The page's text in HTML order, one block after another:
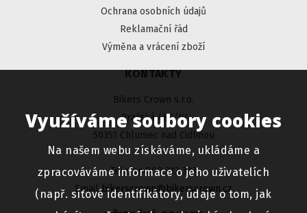
Využíváme soubory cookies
Na našem webu získáváme, ukládáme a
zpracováváme informace o jeho uživatelích
(např. síťové identifikátory, údaje o tom, jak
Ochrana osobních údajů
Reklamační řád
Výměna a vrácení zboží
KONTAKTY
Bikers Crown s.r.o.
Pražská 481/IV
50351 Chlumec nad Cidlinou
Telefon 800 313 333
Emailbikerscrown@bikerscrown.cz